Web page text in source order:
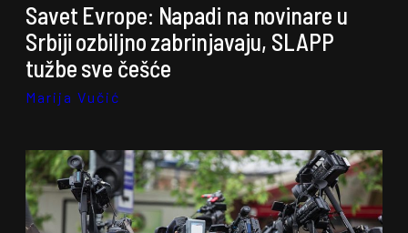
Savet Evrope: Napadi na novinare u
Srbiji ozbiljno zabrinjavaju, SLAPP
tužbe sve češće
Marija Vučić